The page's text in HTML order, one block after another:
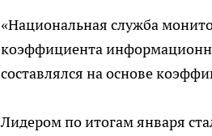
«Национальная служба
коэффициента
составлялся на основе
Лидером по итогам января